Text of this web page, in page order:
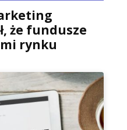
że fundusze
rynku